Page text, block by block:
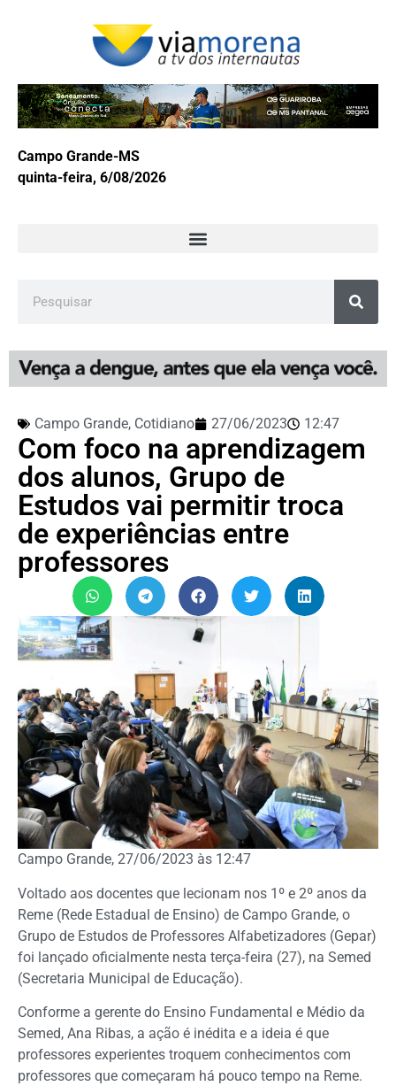
Campo Grande-MS
quinta-feira, 6/08/2026
Campo Grande, Cotidiano 27/06/2023 12:47
Com foco na aprendizagem
dos alunos, Grupo de
Estudos vai permitir troca
de experiências entre
professores
Campo Grande, 27/06/2023 às 12:47
Voltado aos docentes que lecionam nos 1º e 2º anos da
Reme (Rede Estadual de Ensino) de Campo Grande, o
Grupo de Estudos de Professores Alfabetizadores (Gepar)
foi lançado oficialmente nesta terça-feira (27), na Semed
(Secretaria Municipal de Educação).
Conforme a gerente do Ensino Fundamental e Médio da
Semed, Ana Ribas, a ação é inédita e a ideia é que
professores experientes troquem conhecimentos com
professores que começaram há pouco tempo na Reme.